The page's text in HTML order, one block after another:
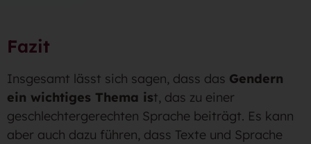
Fazit
Insgesamt lässt sich sagen, dass das Gendern
ein wichtiges Thema ist, das zu einer
geschlechtergerechten Sprache beiträgt. Es kann
aber auch dazu führen, dass Texte und Sprache